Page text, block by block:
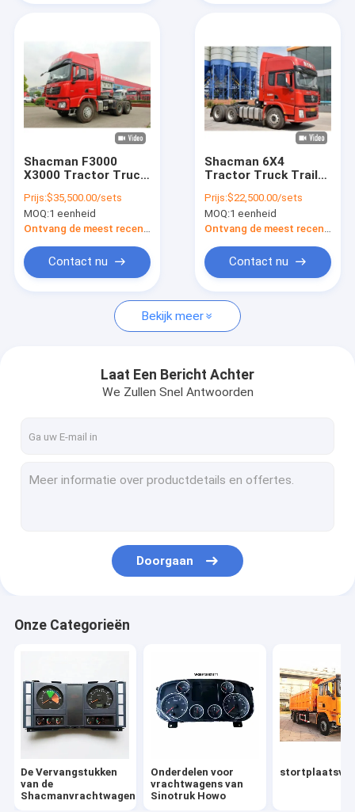
Over ons
Fabriekstocht
Gevallen
Vraag een offerte
De Vervangstukken van de Shacmanvrachtwagen
stortplaatsvrachtwagen
Tractorvrachtwagen
Onderdelen voor transmissie van vrachtwagens
De Vervangstukken van de Fawvrachtwagen
FOTON-Vrachtwagenvervangstukken
Shacman F3000
X3000 Tractor Truck
Trailer Truck
Originele fabriek
Prijs:$35,500.00/sets
MOQ:1 eenheid
Ontvang de meest recente Prijs
Contact nu
Shacman 6X4
Tractor Truck Trailer
Links en rechts hand
aandrijven
Prijs:$22,500.00/sets
MOQ:1 eenheid
Ontvang de meest recente Prijs
Contact nu
Bekijk meer
Laat Een Bericht Achter
We Zullen Snel Antwoorden
Doorgaan
Onze Categorieën
De Vervangstukken
van de
Shacmanvrachtwagen
Onderdelen voor
vrachtwagens van
Sinotruk Howo